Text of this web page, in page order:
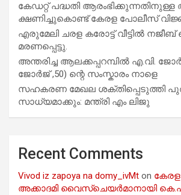
കേഡറ്റ് പദ്ധതി
ക്ഷണിച്ചുകൊണ്ട് കേരള പോലീസ്
എരുമേലി ചരള കരോട്ട് വീട്ടിൽ നജീബ്
മരണപ്പെട്ടു.
അന്തരിച്ച ആ​ല​ക്ക​പ്പ​റമ്പിൽ​ എ.​വി.
ജോർജ് ,50) ന്റെ സംസ്കാരം നാളെ
സഹകരണ മേഖല ശക്തിപ്പെടുത്തി
സാധ്യമാക്കും: മന്ത്രി എം ലിജു
Recent Comments
Vivod iz zapoya na domy_ivMt on
അക്കാദമി വൈസ്ചെയർമാനായി